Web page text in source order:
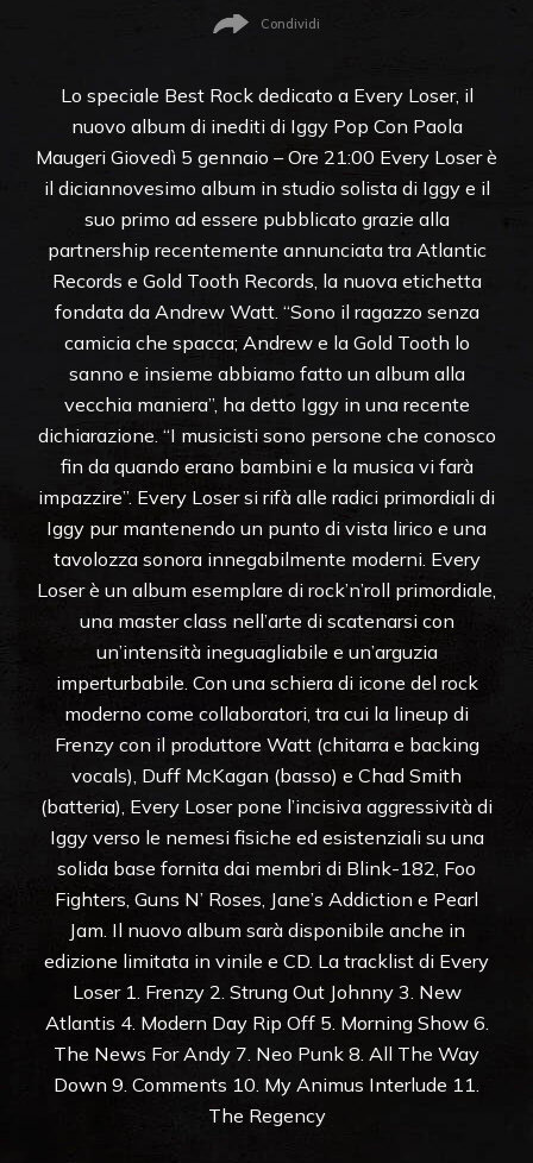
Condividi
Lo speciale Best Rock dedicato a Every Loser, il
nuovo album di inediti di Iggy Pop Con Paola
Maugeri Giovedì 5 gennaio – Ore 21:00 Every Loser è
il diciannovesimo album in studio solista di Iggy e il
suo primo ad essere pubblicato grazie alla
partnership recentemente annunciata tra Atlantic
Records e Gold Tooth Records, la nuova etichetta
fondata da Andrew Watt. “Sono il ragazzo senza
camicia che spacca; Andrew e la Gold Tooth lo
sanno e insieme abbiamo fatto un album alla
vecchia maniera”, ha detto Iggy in una recente
dichiarazione. “I musicisti sono persone che conosco
fin da quando erano bambini e la musica vi farà
impazzire”. Every Loser si rifà alle radici primordiali di
Iggy pur mantenendo un punto di vista lirico e una
tavolozza sonora innegabilmente moderni. Every
Loser è un album esemplare di rock’n’roll primordiale,
una master class nell’arte di scatenarsi con
un’intensità ineguagliabile e un’arguzia
imperturbabile. Con una schiera di icone del rock
moderno come collaboratori, tra cui la lineup di
Frenzy con il produttore Watt (chitarra e backing
vocals), Duff McKagan (basso) e Chad Smith
(batteria), Every Loser pone l’incisiva aggressività di
Iggy verso le nemesi fisiche ed esistenziali su una
solida base fornita dai membri di Blink-182, Foo
Fighters, Guns N’ Roses, Jane’s Addiction e Pearl
Jam. Il nuovo album sarà disponibile anche in
edizione limitata in vinile e CD. La tracklist di Every
Loser 1. Frenzy 2. Strung Out Johnny 3. New
Atlantis 4. Modern Day Rip Off 5. Morning Show 6.
The News For Andy 7. Neo Punk 8. All The Way
Down 9. Comments 10. My Animus Interlude 11.
The Regency